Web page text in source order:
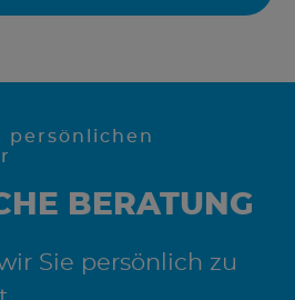
persönlichen
BERATUNG
Sie persönlich zu